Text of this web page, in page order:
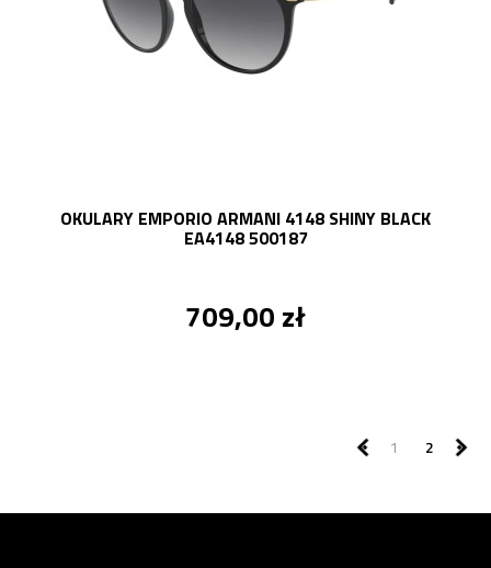
OKULARY EMPORIO ARMANI 4148 SHINY BLACK
EA4148 500187
709,00 zł
1 2